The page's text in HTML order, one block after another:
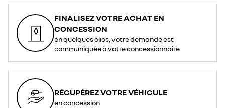
FINALISEZ VOTRE ACHAT EN
CONCESSION
en quelques clics, votre demande est
communiquée à votre concessionnaire
RÉCUPÉREZ VOTRE VÉHICULE
en concession